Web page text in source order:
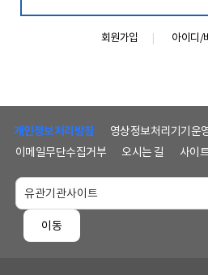
회원가입 아이디/
개인정보처리방침 영상정보처리기기운
이메일무단수집거부
오시는 길 사이
이동